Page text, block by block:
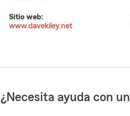
Sitio web:
www.davekiley.net
¿Necesita ayuda con